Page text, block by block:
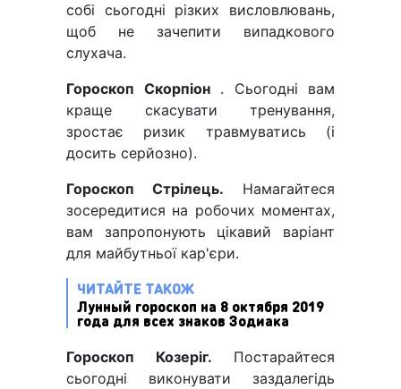
собі сьогодні різких висловлювань,
щоб не зачепити випадкового
слухача.
Гороскоп Скорпіон. Сьогодні вам
краще скасувати тренування,
зростає ризик травмуватись (і
досить серйозно).
Гороскоп Стрілець. Намагайтеся
зосередитися на робочих моментах,
вам запропонують цікавий варіант
для майбутньої кар'єри.
ЧИТАЙТЕ ТАКОЖ
Лунный гороскоп на 8 октября 2019
года для всех знаков Зодиака
Гороскоп Козеріг. Постарайтеся
сьогодні виконувати заздалегідь